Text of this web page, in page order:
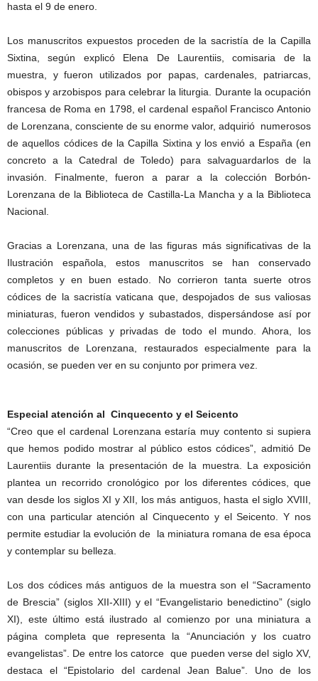
hasta el 9 de enero.
Los manuscritos expuestos proceden de la sacristía de la Capilla
Sixtina, según explicó Elena De Laurentiis, comisaria de la
muestra, y fueron utilizados por papas, cardenales, patriarcas,
obispos y arzobispos para celebrar la liturgia. Durante la ocupación
francesa de Roma en 1798, el cardenal español Francisco Antonio
de Lorenzana, consciente de su enorme valor, adquirió numerosos
de aquellos códices de la Capilla Sixtina y los envió a España (en
concreto a la Catedral de Toledo) para salvaguardarlos de la
invasión. Finalmente, fueron a parar a la colección Borbón-
Lorenzana de la Biblioteca de Castilla-La Mancha y a la Biblioteca
Nacional.
Gracias a Lorenzana, una de las figuras más significativas de la
Ilustración española, estos manuscritos se han conservado
completos y en buen estado. No corrieron tanta suerte otros
códices de la sacristía vaticana que, despojados de sus valiosas
miniaturas, fueron vendidos y subastados, dispersándose así por
colecciones públicas y privadas de todo el mundo. Ahora, los
manuscritos de Lorenzana, restaurados especialmente para la
ocasión, se pueden ver en su conjunto por primera vez.
Especial atención al Cinquecento y el Seicento
“Creo que el cardenal Lorenzana estaría muy contento si supiera
que hemos podido mostrar al público estos códices”, admitió De
Laurentiis durante la presentación de la muestra. La exposición
plantea un recorrido cronológico por los diferentes códices, que
van desde los siglos XI y XII, los más antiguos, hasta el siglo XVIII,
con una particular atención al Cinquecento y el Seicento. Y nos
permite estudiar la evolución de la miniatura romana de esa época
y contemplar su belleza.
Los dos códices más antiguos de la muestra son el “Sacramento
de Brescia” (siglos XII-XIII) y el “Evangelistario benedictino” (siglo
XI), este último está ilustrado al comienzo por una miniatura a
página completa que representa la “Anunciación y los cuatro
evangelistas”. De entre los catorce que pueden verse del siglo XV,
destaca el “Epistolario del cardenal Jean Balue”. Uno de los